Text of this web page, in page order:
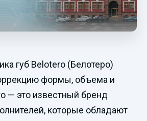
губ Belotero (Белотеро)
формы, объема и
— это известный бренд
которые обладают